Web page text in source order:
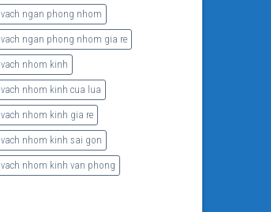
vach ngan phong nhom
vach ngan phong nhom gia re
vach nhom kinh
vach nhom kinh cua lua
vach nhom kinh gia re
vach nhom kinh sai gon
vach nhom kinh van phong